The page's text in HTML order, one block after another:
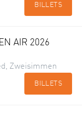
BILLETS
AIR 2026
Zweisimmen
BILLETS